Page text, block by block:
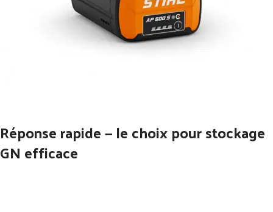
Réponse rapide — le choix pour stockage
GN efficace